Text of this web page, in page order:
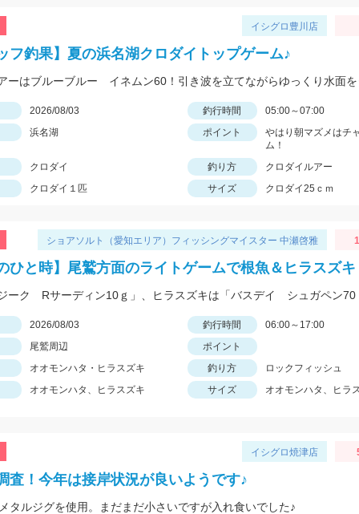
イシグロ豊川店
フ釣果】夏の浜名湖クロダイトップゲーム♪
2026/08/03 釣行時間
05:00～07:00
浜名湖
ポイント
やはり朝マズメはチ
ム！
クロダイ
釣り方
クロダイルアー
クロダイ１匹
サイズ クロダイ25ｃｍ
ショアソルト（愛知エリア）フィッシングマイスター 中瀬啓雅
ひと時】尾鷲方面のライトゲームで根魚＆ヒラスズキ
2026/08/03 釣行時間
06:00～17:00
尾鷲周辺
ポイント
オオモンハタ・ヒラスズキ
釣り方
ロックフィッシュ
オオモンハタ、ヒラスズキ
サイズ オオモンハタ、ヒラ
イシグロ焼津店
査！今年は接岸状況が良いようです♪
タルジグを使用。まだまだ小さいですが入れ食いでした♪